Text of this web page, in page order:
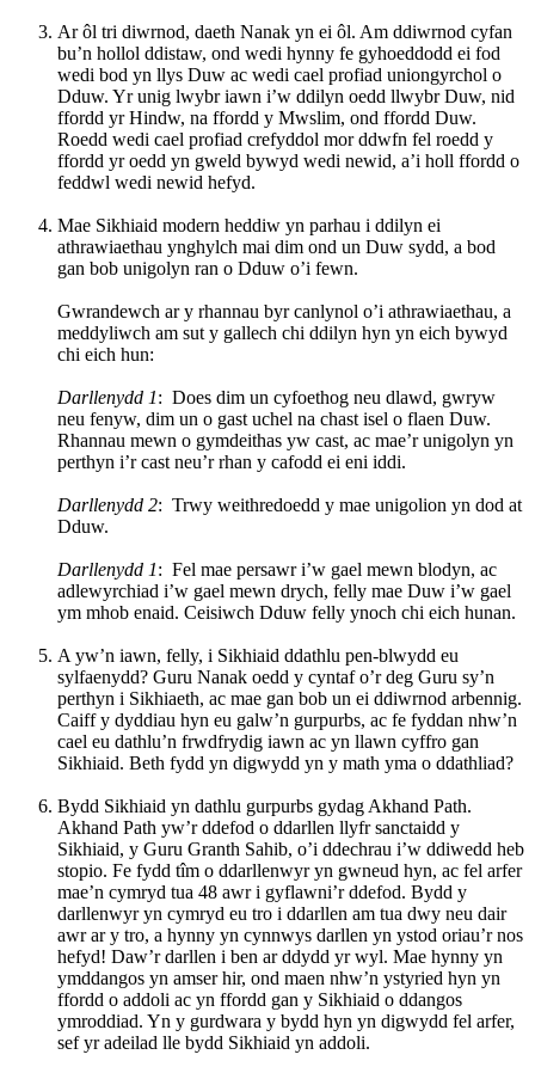
Ar ôl tri diwrnod, daeth Nanak yn ei ôl. Am ddiwrnod cyfan
bu’n hollol ddistaw, ond wedi hynny fe gyhoeddodd ei fod
wedi bod yn llys Duw ac wedi cael profiad uniongyrchol o
Dduw. Yr unig lwybr iawn i’w ddilyn oedd llwybr Duw, nid
ffordd yr Hindw, na ffordd y Mwslim, ond ffordd Duw.
Roedd wedi cael profiad crefyddol mor ddwfn fel roedd y
ffordd yr oedd yn gweld bywyd wedi newid, a’i holl ffordd o
feddwl wedi newid hefyd.
Mae Sikhiaid modern heddiw yn parhau i ddilyn ei
athrawiaethau ynghylch mai dim ond un Duw sydd, a bod
gan bob unigolyn ran o Dduw o’i fewn.
Gwrandewch ar y rhannau byr canlynol o’i athrawiaethau, a
meddyliwch am sut y gallech chi ddilyn hyn yn eich bywyd
chi eich hun:
Darllenydd 1: Does dim un cyfoethog neu dlawd, gwryw
neu fenyw, dim un o gast uchel na chast isel o flaen Duw.
Rhannau mewn o gymdeithas yw cast, ac mae’r unigolyn yn
perthyn i’r cast neu’r rhan y cafodd ei eni iddi.
Darllenydd 2: Trwy weithredoedd y mae unigolion yn dod at
Dduw.
Darllenydd 1: Fel mae persawr i’w gael mewn blodyn, ac
adlewyrchiad i’w gael mewn drych, felly mae Duw i’w gael
ym mhob enaid. Ceisiwch Dduw felly ynoch chi eich hunan.
A yw’n iawn, felly, i Sikhiaid ddathlu pen-blwydd eu
sylfaenydd? Guru Nanak oedd y cyntaf o’r deg Guru sy’n
perthyn i Sikhiaeth, ac mae gan bob un ei ddiwrnod arbennig.
Caiff y dyddiau hyn eu galw’n gurpurbs, ac fe fyddan nhw’n
cael eu dathlu’n frwdfrydig iawn ac yn llawn cyffro gan
Sikhiaid. Beth fydd yn digwydd yn y math yma o ddathliad?
Bydd Sikhiaid yn dathlu gurpurbs gydag Akhand Path.
Akhand Path yw’r ddefod o ddarllen llyfr sanctaidd y
Sikhiaid, y Guru Granth Sahib, o’i ddechrau i’w ddiwedd heb
stopio. Fe fydd tîm o ddarllenwyr yn gwneud hyn, ac fel arfer
mae’n cymryd tua 48 awr i gyflawni’r ddefod. Bydd y
darllenwyr yn cymryd eu tro i ddarllen am tua dwy neu dair
awr ar y tro, a hynny yn cynnwys darllen yn ystod oriau’r nos
hefyd! Daw’r darllen i ben ar ddydd yr wyl. Mae hynny yn
ymddangos yn amser hir, ond maen nhw’n ystyried hyn yn
ffordd o addoli ac yn ffordd gan y Sikhiaid o ddangos
ymroddiad. Yn y gurdwara y bydd hyn yn digwydd fel arfer,
sef yr adeilad lle bydd Sikhiaid yn addoli.